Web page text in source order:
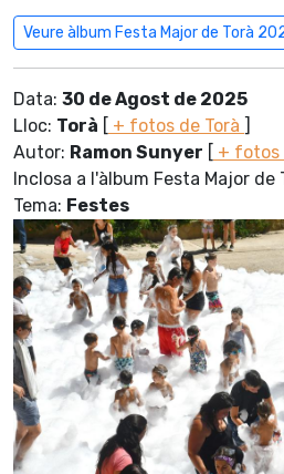
Veure àlbum Festa Major de Torà
Data: 30 de Agost de 2025
Lloc: Torà [ + fotos de Torà ]
Autor: Ramon Sunyer [ + fotos
Inclosa a l'àlbum Festa Major de
Tema: Festes